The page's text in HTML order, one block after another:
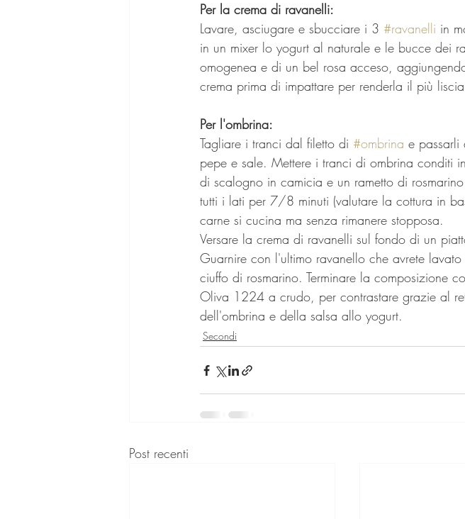
Per la crema di ravanelli:
Lavare, asciugare e sbucciare i 3 #ravanelli in
in un mixer lo yogurt al naturale e le bucce dei
omogenea e di un bel rosa acceso,
crema prima di impattare per renderla il più
Per l'ombrina:
Tagliare i tranci dal filetto di #ombrina e
pepe e sale. Mettere i tranci di ombrina conditi
di scalogno in camicia e un rametto di
tutti i lati per 7/8 minuti (valutare la cottura in
carne si cucina ma senza rimanere stopposa.
Versare la crema di ravanelli sul fondo di un
Guarnire con l'ultimo ravanello che avrete
ciuffo di rosmarino. Terminare la composizione
Oliva 1224 a crudo, per contrastare grazie al
dell'ombrina e della salsa allo yogurt.
Secondi
Post recenti